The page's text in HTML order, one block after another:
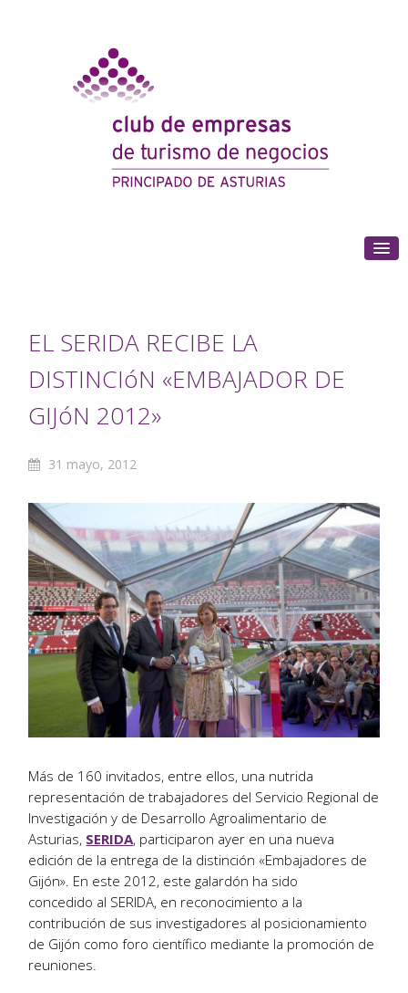
EL SERIDA RECIBE LA
DISTINCIóN «EMBAJADOR DE
GIJóN 2012»
31 mayo, 2012
Más de 160 invitados, entre ellos, una nutrida
representación de trabajadores del Servicio Regional de
Investigación y de Desarrollo Agroalimentario de
Asturias, SERIDA, participaron ayer en una nueva
edición de la entrega de la distinción «Embajadores de
Gijón». En este 2012, este galardón ha sido
concedido al SERIDA, en reconocimiento a la
contribución de sus investigadores al posicionamiento
de Gijón como foro científico mediante la promoción de
reuniones.